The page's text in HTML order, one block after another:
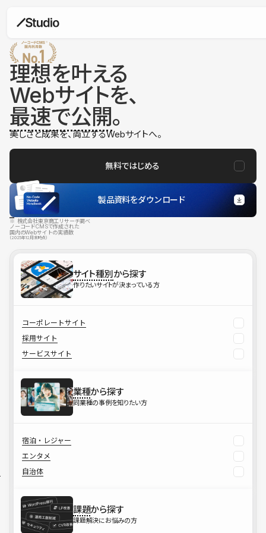
理想を叶える
Webサイトを、
最速で公開。
美しさと成果を、両立するWebサイトへ。
無料ではじめる
製品資料をダウンロード
※ 株式会社東京商工リサーチ調べ
ノーコードCMSで作成された
国内のWebサイトの実績数
（2025年12月末時点）
サイト種別から探す
作りたいサイトが決まっている方
コーポレートサイト
採用サイト
サービスサイト
業種から探す
同業種の事例を知りたい方
宿泊・レジャー
エンタメ
自治体
課題から探す
課題解決にお悩みの方